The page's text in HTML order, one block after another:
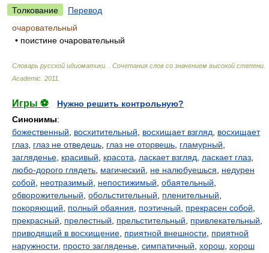
Толкование
Перевод
очаровательный
• поистине очаровательный
Словарь русской идиоматики. . Сочетания слов со значением высокой степени
Academic 2011
Игры ⚽
Нужно решить контрольную?
Синонимы:
божественный
восхитительный восхищает взгляд
восхищает
глаз глаз не отведешь глаз не оторвешь гламурный
загляденье красивый красота ласкает взгляд ласкает глаз
любо-дорого глядеть магический не налюбуешься
недурен
собой
неотразимый непостижимый обаятельный
обворожительный обольстительный пленительный
покоряющий
полный обаяния поэтичный прекрасен собой
прекрасный
прелестный прельстительный привлекательный
приводящий в восхищение приятной внешности
приятной
наружности
просто загляденье симпатичный хорош хорош